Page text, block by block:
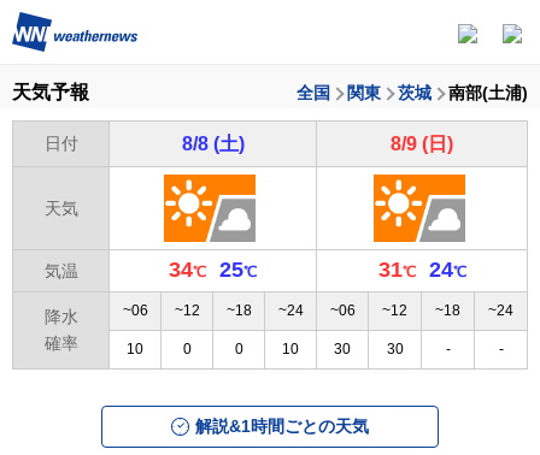
天気予報 全国 関東 茨城 南部(土浦)
日付 8/8 (土) 8/9 (日)
天気
気温 34 25 31 24
降水
確率
~06 ~12 ~18 ~24 ~06 ~12 ~18 ~24
10 0 0 10 30 30 - -
解説&1時間ごとの天気